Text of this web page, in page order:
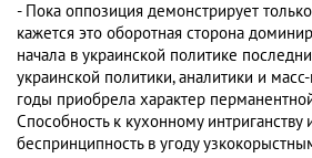
- Пока оппозиция демонстрирует
кажется это оборотная сторона
начала в украинской политике
украинской политики, аналитики и
годы приобрела характер
Способность к кухонному интриганству
беспринципность в угоду